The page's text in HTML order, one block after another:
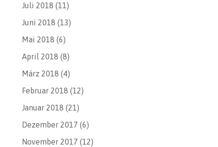
Juli 2018 (11)
Juni 2018 (13)
Mai 2018 (6)
April 2018 (8)
März 2018 (4)
Februar 2018 (12)
Januar 2018 (21)
Dezember 2017 (6)
November 2017 (12)